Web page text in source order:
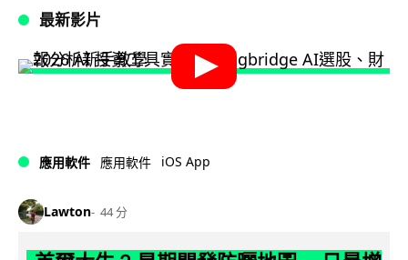
最新影片
應用軟件 應用軟件 iOS App
Lawton 44 分